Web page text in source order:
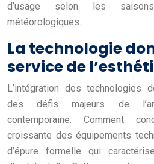
d’usage selon les
météorologiques.
La technologie
service de
L’intégration des technologies
des défis majeurs de
contemporaine. Comment
croissante des équipements
d’épure formelle qui